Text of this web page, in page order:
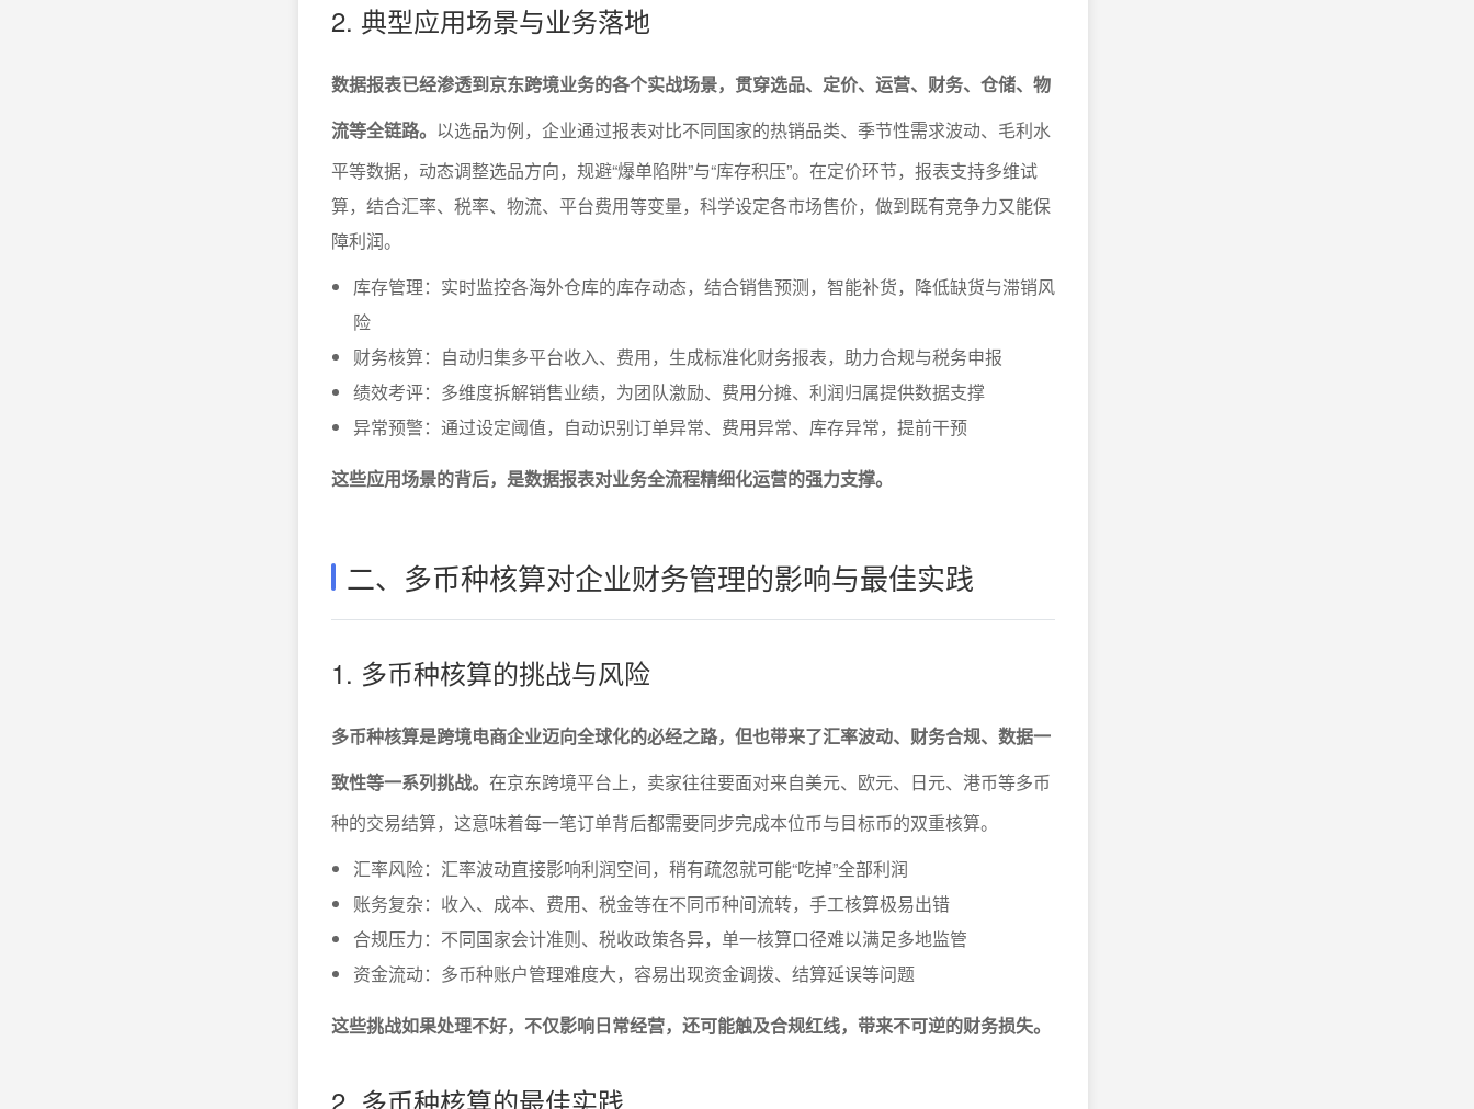
2. 典型应用场景与业务落地
数据报表已经渗透到京东跨境业务的各个实战场景，贯穿选品、定价、运营、财务、仓储、物
流等全链路。 以选品为例，企业通过报表对比不同国家的热销品类、季节性需求波动、毛利水
平等数据，动态调整选品方向，规避“爆单陷阱”与“库存积压”。在定价环节，报表支持多维试
算，结合汇率、税率、物流、平台费用等变量，科学设定各市场售价，做到既有竞争力又能保
障利润。
库存管理：实时监控各海外仓库的库存动态，结合销售预测，智能补货，降低缺货与滞销风
险
财务核算：自动归集多平台收入、费用，生成标准化财务报表，助力合规与税务申报
绩效考评：多维度拆解销售业绩，为团队激励、费用分摊、利润归属提供数据支撑
异常预警：通过设定阈值，自动识别订单异常、费用异常、库存异常，提前干预
这些应用场景的背后，是数据报表对业务全流程精细化运营的强力支撑。
二、多币种核算对企业财务管理的影响与最佳实践
1. 多币种核算的挑战与风险
多币种核算是跨境电商企业迈向全球化的必经之路，但也带来了汇率波动、财务合规、数据一
致性等一系列挑战。 在京东跨境平台上，卖家往往要面对来自美元、欧元、日元、港币等多币
种的交易结算，这意味着每一笔订单背后都需要同步完成本位币与目标币的双重核算。
汇率风险：汇率波动直接影响利润空间，稍有疏忽就可能“吃掉”全部利润
账务复杂：收入、成本、费用、税金等在不同币种间流转，手工核算极易出错
合规压力：不同国家会计准则、税收政策各异，单一核算口径难以满足多地监管
资金流动：多币种账户管理难度大，容易出现资金调拨、结算延误等问题
这些挑战如果处理不好，不仅影响日常经营，还可能触及合规红线，带来不可逆的财务损失。
2. 多币种核算的最佳实践